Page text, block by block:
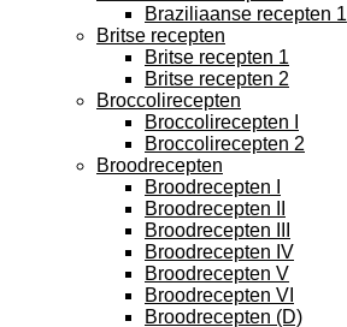
Braziliaanse recepten 1
Britse recepten
Britse recepten 1
Britse recepten 2
Broccolirecepten
Broccolirecepten I
Broccolirecepten 2
Broodrecepten
Broodrecepten I
Broodrecepten II
Broodrecepten III
Broodrecepten IV
Broodrecepten V
Broodrecepten VI
Broodrecepten (D)